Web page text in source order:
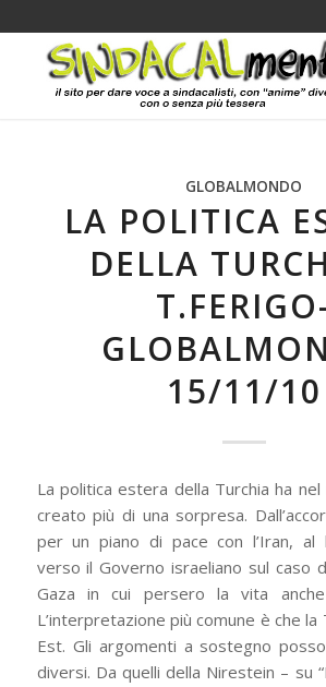
GLOBALMONDO
LA POLITICA
DELLA
15/11/10
La politica estera della Turchia ha
creato più di una sorpresa.
per un piano di pace con l’Iran, al
verso il Governo israeliano sul caso
Gaza in cui persero la vita
L’interpretazione più comune è che la
Est. Gli argomenti a sostegno
diversi. Da quelli della Nirestein – su